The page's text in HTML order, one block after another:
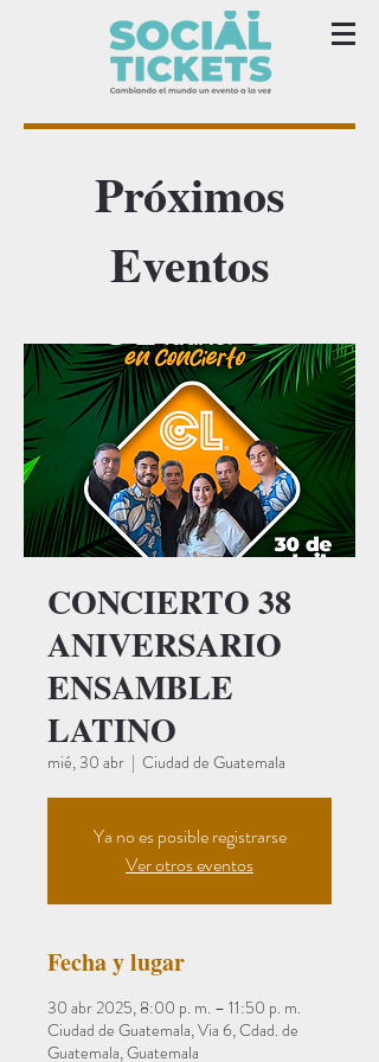
CONCIERTO 38
ANIVERSARIO
ENSAMBLE
LATINO
mié, 30 abr
  |
Ciudad de Guatemala
Ya no es posible registrarse
Ver otros eventos
Fecha y lugar
30 abr 2025, 8:00 p. m. – 11:50 p. m.
Ciudad de Guatemala, Via 6, Cdad. de
Guatemala, Guatemala
Próximos
Eventos